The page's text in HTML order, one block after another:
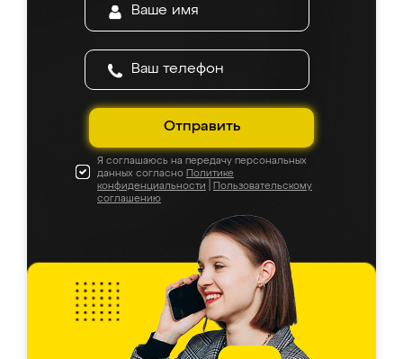
Отправить
Я соглашаюсь на передачу персональных
данных согласно Политике
конфиденциальности
Пользовательскому
соглашению